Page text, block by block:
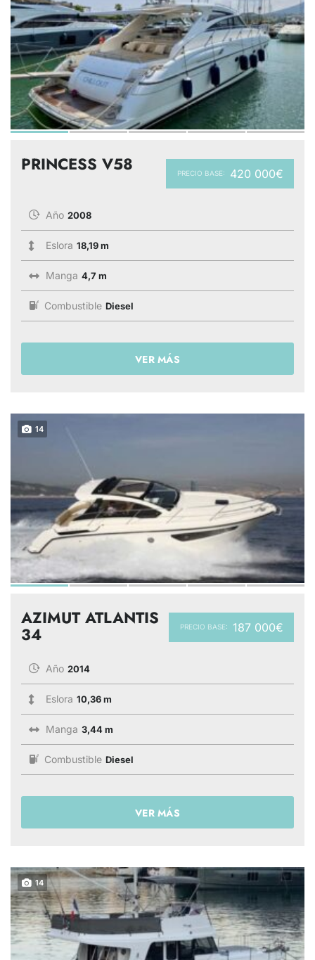
PRECIO BASE: 420 000€
PRINCESS V58
Año 2008
Eslora 18,19 m
Manga 4,7 m
Combustible Diesel
VER MÁS
14
PRECIO BASE: 187 000€
AZIMUT ATLANTIS
34
Año 2014
Eslora 10,36 m
Manga 3,44 m
Combustible Diesel
VER MÁS
14